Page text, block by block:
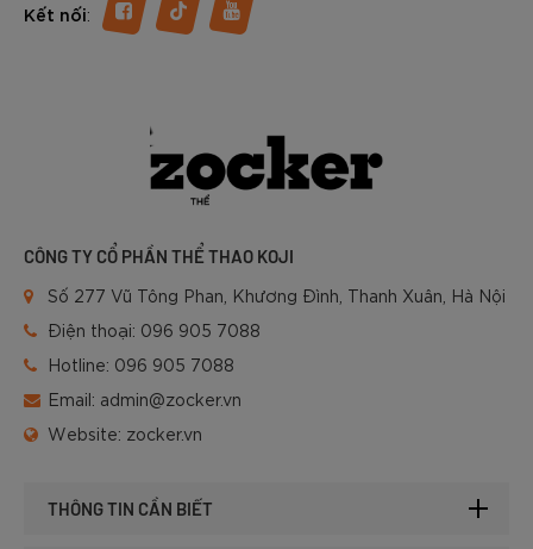
Kết nối:
CÔNG TY CỔ PHẦN THỂ THAO KOJI
Số 277 Vũ Tông Phan, Khương Đình, Thanh Xuân, Hà Nội
Điện thoại: 096 905 7088
Hotline: 096 905 7088
Email: admin@zocker.vn
Website: zocker.vn
THÔNG TIN CẦN BIẾT